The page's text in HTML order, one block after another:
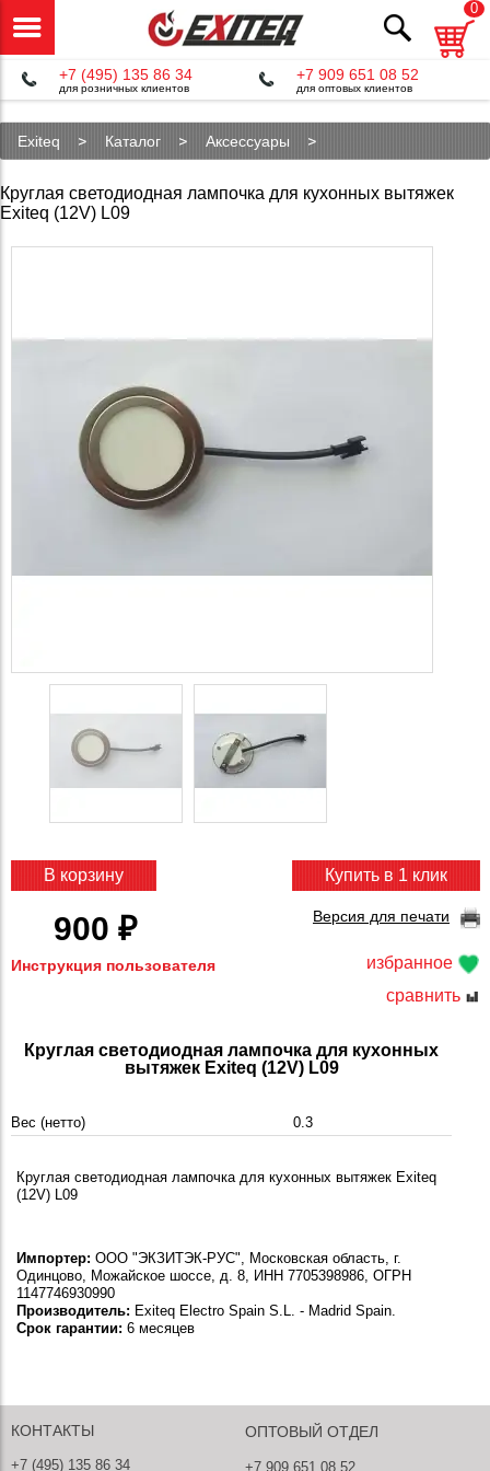
0
+7 (495) 135 86 34
для розничных клиентов
+7 909 651 08 52
для оптовых клиентов
Exiteq Каталог
Аксессуары
Лампочка для кухонной вытяжки L09
Круглая светодиодная лампочка для кухонных вытяжек
Exiteq (12V) L09
избранное
сравнить
В корзину
900 ₽
Купить в 1 клик
Версия для печати
Инструкция пользователя
Круглая светодиодная лампочка для кухонных
вытяжек Exiteq (12V) L09
Вес (нетто) 0.3
Круглая светодиодная лампочка для кухонных вытяжек Exiteq
(12V) L09
Импортер: ООО "ЭКЗИТЭК-РУС", Московская область, г.
Одинцово, Можайское шоссе, д. 8, ИНН 7705398986, ОГРН
1147746930990
Производитель: Exiteq Electro Spain S.L. - Madrid Spain.
Срок гарантии: 6 месяцев
КОНТАКТЫ
+7 (495) 135 86 34
ОПТОВЫЙ ОТДЕЛ
+7 909 651 08 52